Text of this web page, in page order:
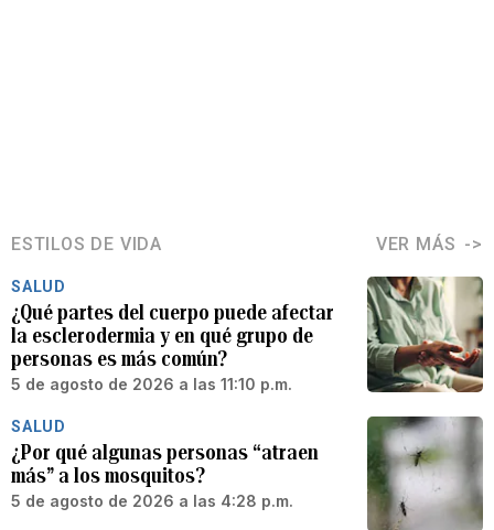
ESTILOS DE VIDA VER MÁS
SALUD
¿Qué partes del cuerpo puede afectar
la esclerodermia y en qué grupo de
personas es más común?
5 de agosto de 2026 a las 11:10 p.m.
SALUD
¿Por qué algunas personas “atraen
más” a los mosquitos?
5 de agosto de 2026 a las 4:28 p.m.